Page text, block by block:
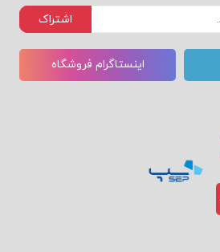
اشتراک
اینستاگرام فروشگاه